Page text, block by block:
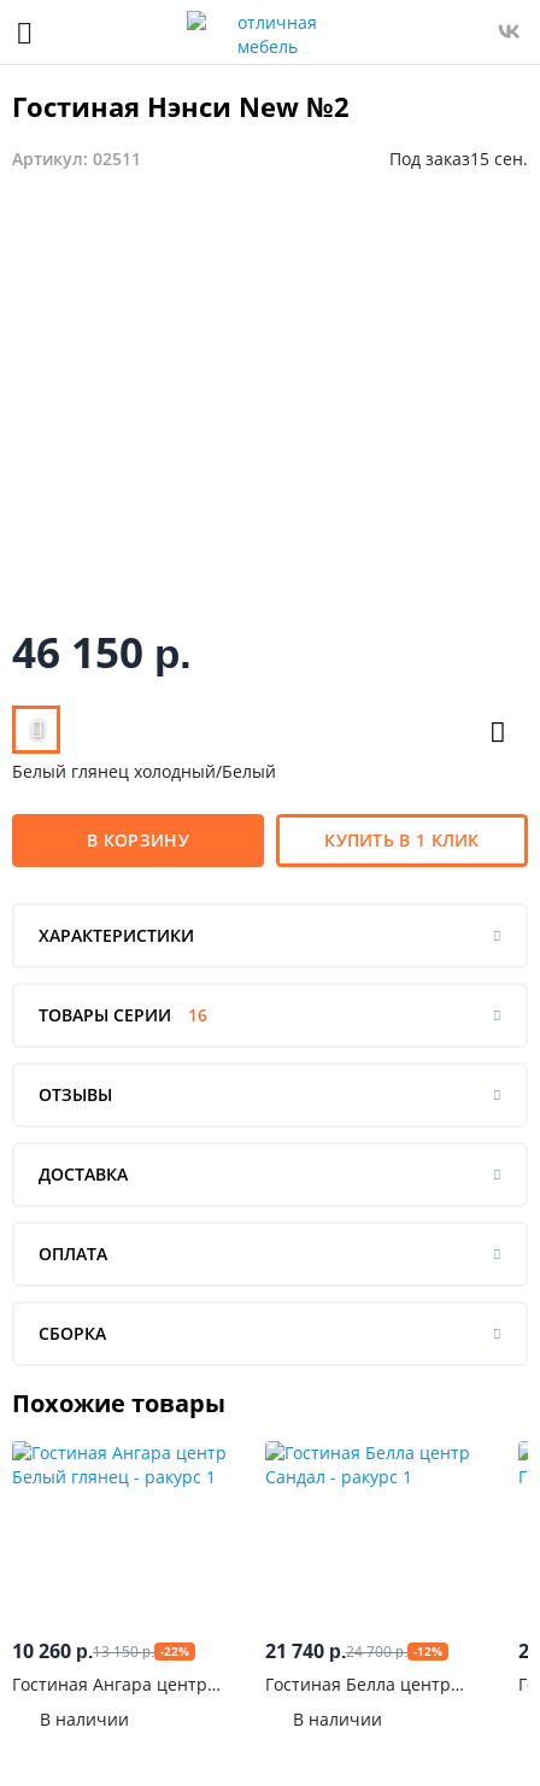
Гостиная Нэнси New №2
Артикул: 02511 Под заказ15 сен.
46 150 р.
Белый глянец холодный/Белый
В КОРЗИНУ КУПИТЬ В 1 КЛИК
ХАРАКТЕРИСТИКИ
ТОВАРЫ СЕРИИ 16
ОТЗЫВЫ
ДОСТАВКА
ОПЛАТА
СБОРКА
Похожие товары
10 260 р.13 150р. -22%
Гостиная Ангара центр
В наличии
21 740 р.24 700р. -12%
Гостиная Белла центр
В наличии